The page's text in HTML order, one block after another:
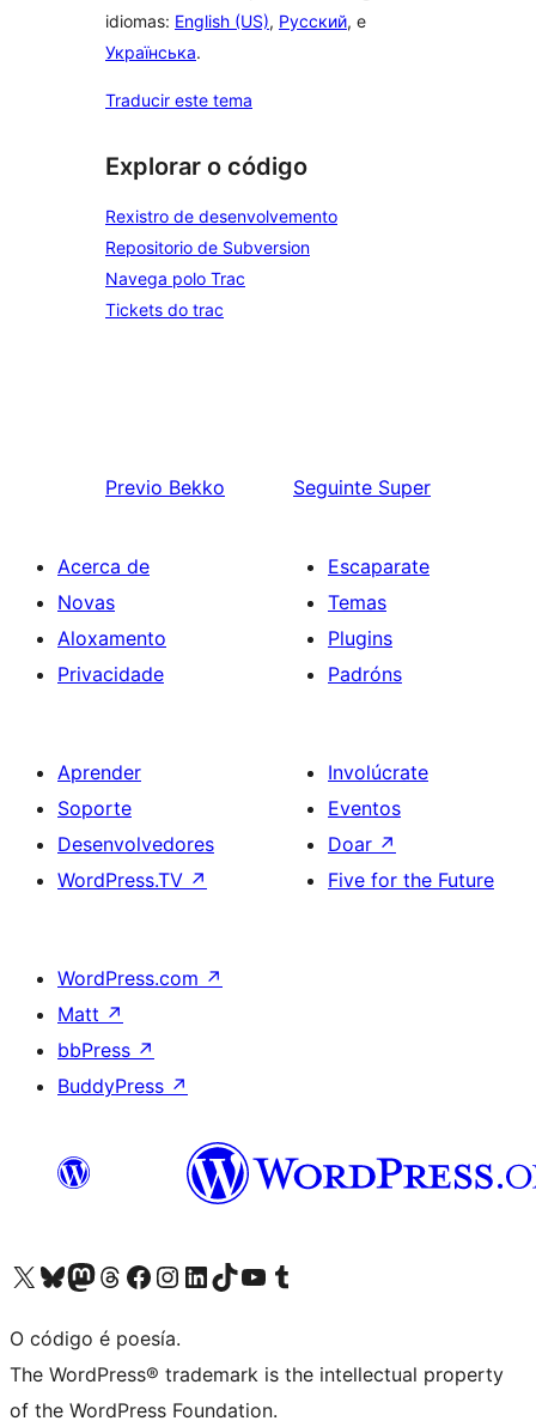
idiomas: English (US), Русский, e
Українська.
Traducir este tema
Explorar o código
Rexistro de desenvolvemento
Repositorio de Subversion
Navega polo Trac
Tickets do trac
Previo Bekko Seguinte Super
Acerca de
Novas
Aloxamento
Privacidade
Escaparate
Temas
Plugins
Padróns
Aprender
Soporte
Desenvolvedores
WordPress.TV ↗
Involúcrate
Eventos
Doar ↗
Five for the Future
WordPress.com ↗
Matt ↗
bbPress ↗
BuddyPress ↗
Visita la cuenta de X (anteriormente Twitter)
Visita a nosa conta de Bluesky
Visita a nosa conta de Mastodon
Visita a nosa conta de Threads
Visita a nosa páxina de Facebook
Visita a nosa conta de Instagram
Visita a nosa conta de LinkedIn
Visita a nosa conta de TikTok
Visita a nosa canle de YouTube
Visita a nosa conta de Tumblr
O código é poesía.
The WordPress® trademark is the intellectual property
of the WordPress Foundation.